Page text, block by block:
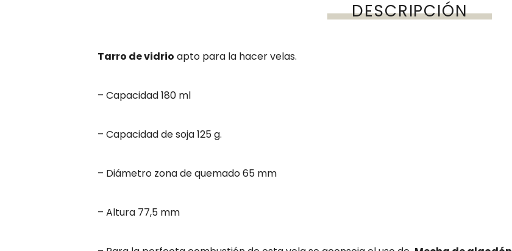
DESCRIPCIÓN
Tarro de vidrio apto para la hacer velas.
– Capacidad 180 ml
– Capacidad de soja 125 g.
– Diámetro zona de quemado 65 mm
– Altura 77,5 mm